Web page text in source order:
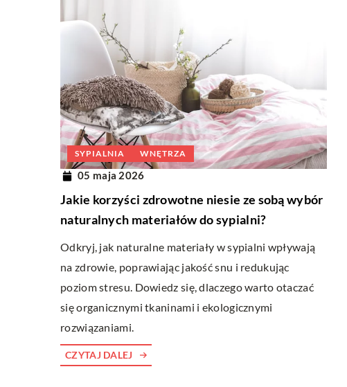
SYPIALNIA WNĘTRZA
05 maja 2026
Jakie korzyści zdrowotne niesie ze sobą wybór
naturalnych materiałów do sypialni?
Odkryj, jak naturalne materiały w sypialni wpływają
na zdrowie, poprawiając jakość snu i redukując
poziom stresu. Dowiedz się, dlaczego warto otaczać
się organicznymi tkaninami i ekologicznymi
rozwiązaniami.
CZYTAJ DALEJ